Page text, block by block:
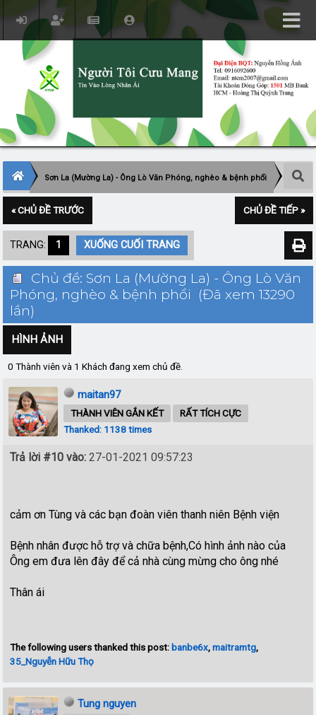
Sơn La (Mường La) - Ông Lò Văn Phóng, nghèo & bệnh phổi
« CHỦ ĐỀ TRƯỚC CHỦ ĐỀ TIẾP »
TRANG: 1 XUỐNG CUỐI TRANG
Chủ đề: Sơn La (Mường La) - Ông Lò Văn
Phóng, nghèo & bệnh phổi (Đã xem 13290
lần)
HÌNH ẢNH
0 Thành viên và 1 Khách đang xem chủ đề.
maitan97
THÀNH VIÊN GẮN KẾT
RẤT TÍCH CỰC
Thanked: 1138 times
Trả lời #10 vào: 27-01-2021 09:57:23
cảm ơn Tùng và các bạn đoàn viên thanh niên Bệnh viện
Bệnh nhân được hỗ trợ và chữa bệnh,Có hình ảnh nào của
Ông em đưa lên đây để cả nhà cùng mừng cho ông nhé
Thân ái
The following users thanked this post:banbe6x,maitramtg,
35_Nguyễn Hữu Thọ
Tung nguyen